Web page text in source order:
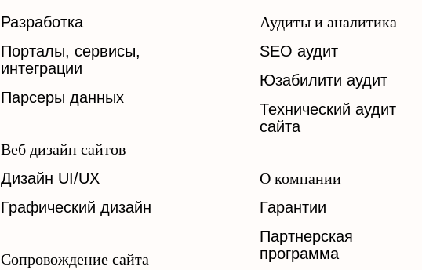
Разработка
Порталы, сервисы,
интеграции
Парсеры данных
Веб дизайн сайтов
Дизайн UI/UX
Графический дизайн
Сопровождение сайта
Аудиты и аналитика
SEO аудит
Юзабилити аудит
Технический аудит
сайта
О компании
Гарантии
Партнерская
программа